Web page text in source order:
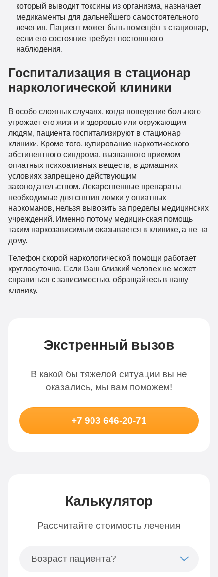
который выводит токсины из организма, назначает
медикаменты для дальнейшего самостоятельного
лечения. Пациент может быть помещён в стационар,
если его состояние требует постоянного
наблюдения.
Госпитализация в стационар
наркологической клиники
В особо сложных случаях, когда поведение больного
угрожает его жизни и здоровью или окружающим
людям, пациента госпитализируют в стационар
клиники. Кроме того, купирование наркотического
абстинентного синдрома, вызванного приемом
опиатных психоативных веществ, в домашних
условиях запрещено действующим
законодательством. Лекарственные препараты,
необходимые для снятия ломки у опиатных
наркоманов, нельзя вывозить за пределы медицинских
учреждений. Именно потому медицинская помощь
таким наркозависимым оказывается в клинике, а не на
дому.
Телефон скорой наркологической помощи работает
круглосуточно. Если Ваш близкий человек не может
справиться с зависимостью, обращайтесь в нашу
клинику.
Экстренный вызов
В какой бы тяжелой ситуации вы не
оказались, мы вам поможем!
+7 903 646-20-71
Калькулятор
Рассчитайте стоимость лечения
Возраст пациента?